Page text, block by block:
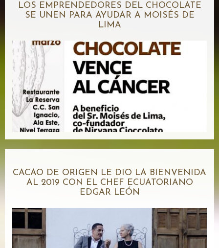
LOS EMPRENDEDORES DEL CHOCOLATE
SE UNEN PARA AYUDAR A MOISÉS DE
LIMA
CACAO DE ORIGEN LE DIO LA BIENVENIDA
AL 2019 CON EL CHEF ECUATORIANO
EDGAR LEÓN